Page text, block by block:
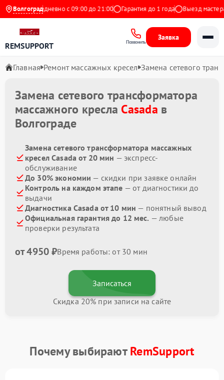
Волгоград
Ежедневно с 09:00 до 21:00 Гарантия до 1 года Выезд мастера
REMSUPPORT Позвонить
Заявка
Главная Ремонт массажных кресел Замена сетевого
Замена сетевого трансформатора
массажного кресла Casada в
Волгограде
Замена сетевого трансформатора массажных
кресел Casada от 20 мин — экспресс-
обслуживание
До 30% экономии — скидки при заявке онлайн
Контроль на каждом этапе — от диагностики до
выдачи
Диагностика Casada от 10 мин — понятный вывод
Официальная гарантия до 12 мес. — любые
проверки результата
от 4950 ₽Время работы: от 30 мин
Записаться
Скидка 20% при записи на сайте
Почему выбираютRemSupport